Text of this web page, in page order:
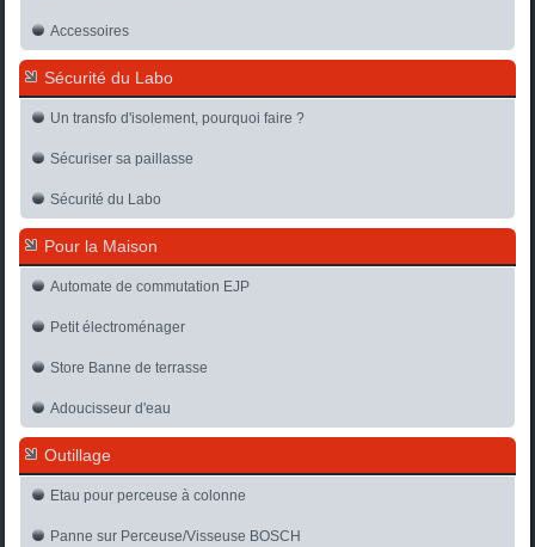
Accessoires
Sécurité du Labo
Un transfo d'isolement, pourquoi faire ?
Sécuriser sa paillasse
Sécurité du Labo
Pour la Maison
Automate de commutation EJP
Petit électroménager
Store Banne de terrasse
Adoucisseur d'eau
Outillage
Etau pour perceuse à colonne
Panne sur Perceuse/Visseuse BOSCH